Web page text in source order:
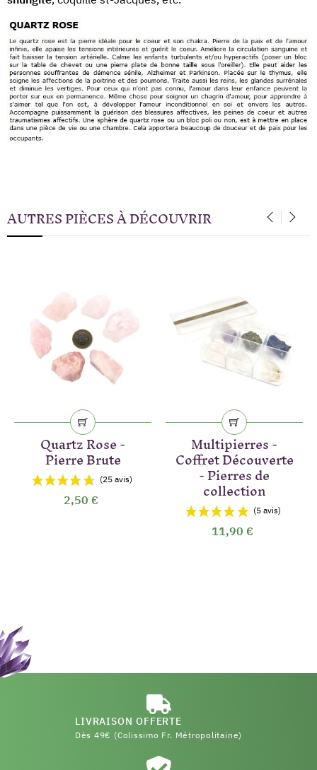
AUTRES PIÈCES À DÉCOUVRIR
Quartz Rose -
Pierre Brute
2,50 €
Multipierres -
Coffret Découverte
- Pierres de
collection
11,90 €
LIVRAISON OFFERTE
Dès 49€ (Colissimo Fr. Métropolitaine)